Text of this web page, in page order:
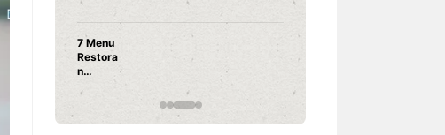
7 Menu
Restora
n
yang
Dicoba,